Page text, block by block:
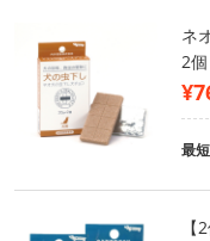
ネ
2個
最